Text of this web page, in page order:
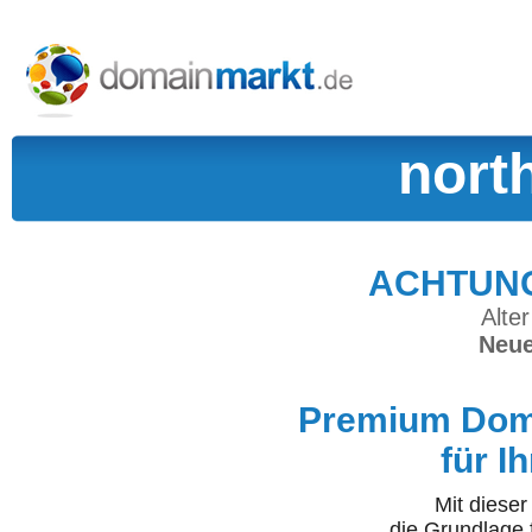
Premium
für
Mit